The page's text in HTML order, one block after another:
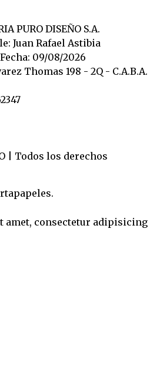
PURO DISEÑO S.A.
Juan Rafael Astibia
09/08/2026
Thomas 198 - 2Q - C.A.B.A.
| Todos los derechos
amet, consectetur adipisicing